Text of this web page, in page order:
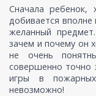
Сначала ребенок,
добивается
желанный
зачем и почему он
не очень
совершенно точно
игры в
невозможно!